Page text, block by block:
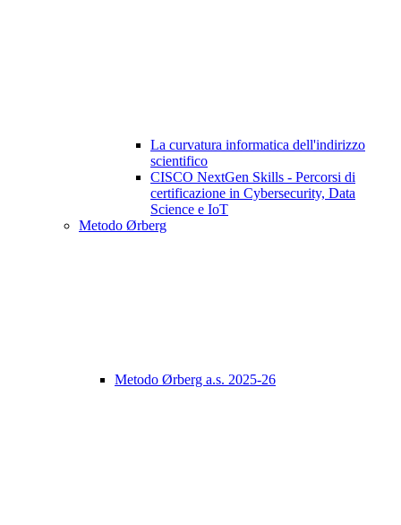
La curvatura informatica dell'indirizzo
scientifico
CISCO NextGen Skills - Percorsi di
certificazione in Cybersecurity, Data
Science e IoT
Metodo Ørberg
Metodo Ørberg a.s. 2025-26